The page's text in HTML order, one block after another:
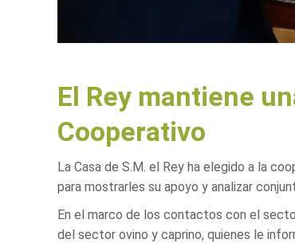
El Rey mantiene
Cooperativo
La Casa de S.M. el Rey ha elegido a la
para mostrarles su apoyo y analizar
En el marco de los contactos con el
del sector ovino y caprino, quienes le